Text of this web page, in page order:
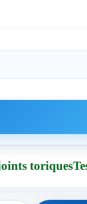
toriques